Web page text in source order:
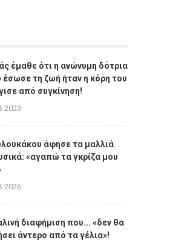
έμαθε ότι η ανώνυμη δότρια
έσωσε τη ζωή ήταν η κόρη του
από συγκίνηση!
2023
άφησε τα μαλλιά
«αγαπώ τα γκρίζα μου
2026
διαφήμιση που... «δεν θα
άντερο από τα γέλια»!